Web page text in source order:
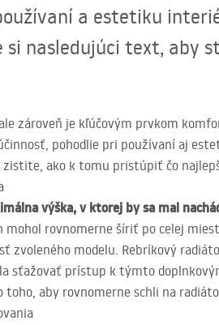
a estetiku
nasledujúci text, aby
zároveň je kľúčovým prvkom
pohodlie pri používaní aj
zistite, ako k tomu pristúpiť čo
výška, v ktorej by sa mal
mohol rovnomerne šíriť po celej
modelu. Rebríkový
sťažovať prístup k týmto
aby rovnomerne schli na